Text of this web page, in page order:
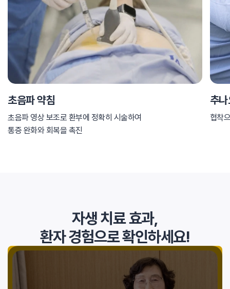
초음파 약침
초음파 영상 보조로 환부에 정확히 시술하여
통증 완화와 회복을 촉진
추
협착
자생 치료 효과,
환자 경험으로 확인하세요!